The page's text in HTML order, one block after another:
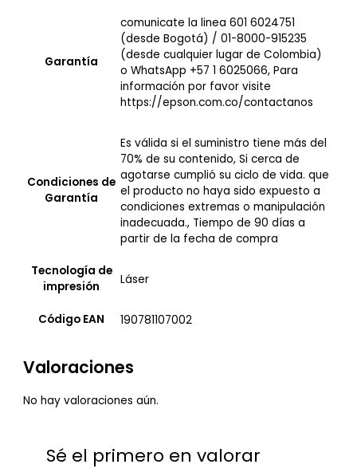
Garantía
comunicate la linea 601 6024751
(desde Bogotá) / 01-8000-915235
(desde cualquier lugar de Colombia)
o WhatsApp +57 1 6025066, Para
información por favor visite
https://epson.com.co/contactanos
Condiciones de
Garantía
Es válida si el suministro tiene más del
70% de su contenido, Si cerca de
agotarse cumplió su ciclo de vida. que
el producto no haya sido expuesto a
condiciones extremas o manipulación
inadecuada., Tiempo de 90 días a
partir de la fecha de compra
Tecnología de
impresión
Láser
Código EAN 190781107002
Valoraciones
No hay valoraciones aún.
Sé el primero en valorar